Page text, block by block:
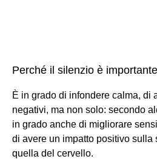
Perché il silenzio è
È in grado di infondere calma, di
negativi, ma non solo: secondo
in grado anche di migliorare
di avere un impatto positivo sulla
quella del cervello.